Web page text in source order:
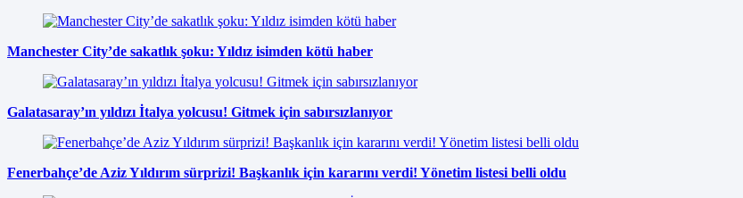
Manchester City’de sakatlık şoku: Yıldız isimden kötü haber
Galatasaray’ın yıldızı İtalya yolcusu! Gitmek için sabırsızlanıyor
Fenerbahçe’de Aziz Yıldırım sürprizi! Başkanlık için kararını verdi! Yönetim listesi belli oldu